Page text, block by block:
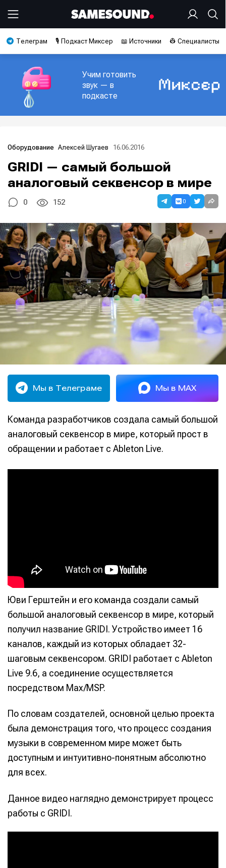
Телеграм 🎙️ Подкаст Миксер 📖 Источники 👷 Специалисты
Учим готовить
звук — в
подкасте
Оборудование Алексей Шугаев 16.06.2016
GRIDI — самый большой
аналоговый секвенсор в мире
0 152 0
Мы в Телеграме Мы в MAX
Команда разработчиков создала самый большой
аналоговый секвенсор в мире, который прост в
обращении и работает с Ableton Live.
Юви Герштейн и его команда создали самый
большой аналоговый секвенсор в мире, который
получил название GRIDI. Устройство имеет 16
каналов, каждый из которых обладает 32-
шаговым секвенсором. GRIDI работает с Ableton
Live 9.6, а соединение осуществляется
посредством Max/MSP.
По словам создателей, основной целью проекта
была демонстрация того, что процесс создания
музыки в современном мире может быть
доступным и интуитивно-понятным абсолютно
для всех.
Данное видео наглядно демонстрирует процесс
работы с GRIDI.